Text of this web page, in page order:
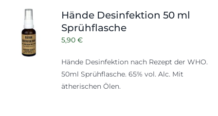
Kontakt
Tabak
Zubehör
Hände Desinfektion 50 ml
Sprühflasche
5,90 €
Hände Desinfektion nach Rezept der WHO.
50ml Sprühflasche. 65% vol. Alc. Mit
ätherischen Ölen.